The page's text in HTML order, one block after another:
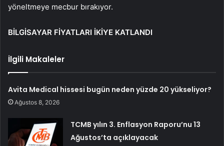
yöneltmeye mecbur bırakıyor.
BİLGİSAYAR FİYATLARI İKİYE KATLANDI
İlgili Makaleler
Avita Medical hissesi bugün neden yüzde 20 yükseliyor?
Ağustos 8, 2026
TCMB yılın 3. Enflasyon Raporu’nu 13
Ağustos’ta açıklayacak